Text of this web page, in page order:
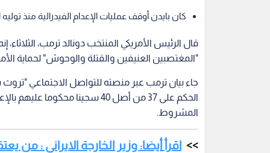
كان بايدن أوقف عمليات الإعدام الفيدرالية منذ توليه
قال الرئيس الأمريكي المنتخب دونالد ترمب،
"المغتصبين العنيفين والقتلة والوحوش" لحماية
جاء بيان ترمب عبر منصته للتواصل الاجتماعي
الحكم على 37 من أصل 40 سجينا
المشروط.
اقرأ أيضا: وزير الخارجة الايراني :